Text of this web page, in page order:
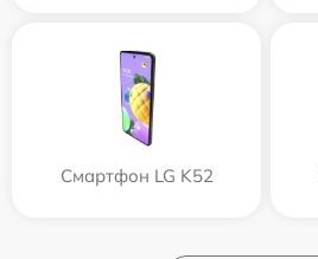
Смартфон LG K52